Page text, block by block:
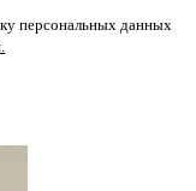
персональных данных